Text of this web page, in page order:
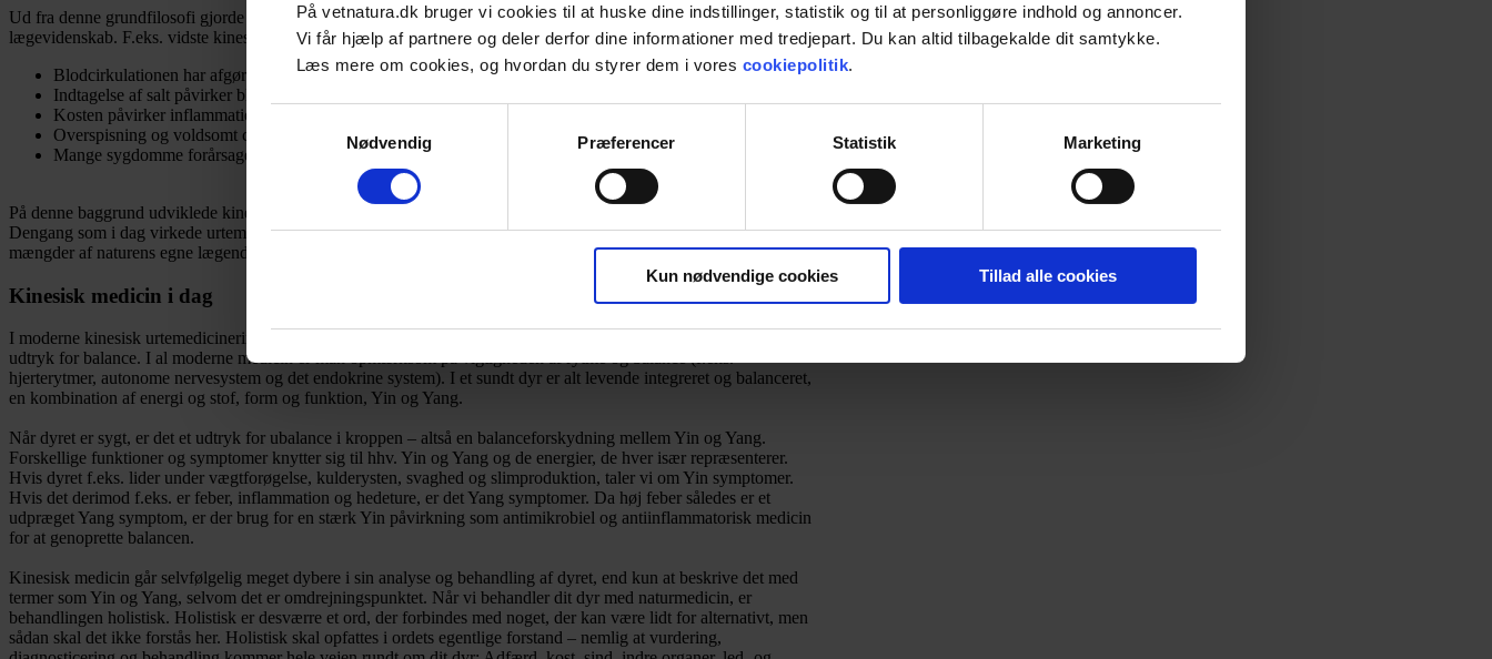
På vetnatura.dk bruger vi cookies til at huske dine indstillinger, statistik og til at personliggøre indhold og annoncer.
Vi får hjælp af partnere og deler derfor dine informationer med tredjepart. Du kan altid tilbagekalde dit samtykke.
Læs mere om cookies, og hvordan du styrer dem i vores cookiepolitik.
Nødvendig
Præferencer Statistik Marketing
Kun nødvendige cookies Tillad alle cookies
Ud fra denne grundfilosofi gjorde de gamle kinesere videnskabelige opdagelser, som i dag imponerer den moderne
lægevidenskab. F.eks. vidste kineserne for flere tusinde år siden, at
Blodcirkulationen har afgørende betydning for helbred og sygdom
Indtagelse af salt påvirker blodtrykket
Kosten påvirker inflammation
Overspisning og voldsomt carbohydrat-indtagelse har betydningen af for dannelsen af diabetes
Mange sygdomme forårsages af invaderende pathogener
På denne baggrund udviklede kineserne naturmedicin, der kunne behandle infektioner og andre sygdomme.
Dengang som i dag virkede urtemedicinen gennem den interaktion og synergi, der finder sted mellem de små
mængder af naturens egne lægende ingredienser.
Kinesisk medicin i dag
I moderne kinesisk urtemedicinering og dyrlægepraksis arbejder vi også i dag med Yin og Yang begrebet som et
udtryk for balance. I al moderne medicin er man opmærksom på vigtigheden af rytme og balance (f.eks.
hjerterytmer, autonome nervesystem og det endokrine system). I et sundt dyr er alt levende integreret og balanceret,
en kombination af energi og stof, form og funktion, Yin og Yang.
Når dyret er sygt, er det et udtryk for ubalance i kroppen – altså en balanceforskydning mellem Yin og Yang.
Forskellige funktioner og symptomer knytter sig til hhv. Yin og Yang og de energier, de hver især repræsenterer.
Hvis dyret f.eks. lider under vægtforøgelse, kulderysten, svaghed og slimproduktion, taler vi om Yin symptomer.
Hvis det derimod f.eks. er feber, inflammation og hedeture, er det Yang symptomer. Da høj feber således er et
udpræget Yang symptom, er der brug for en stærk Yin påvirkning som antimikrobiel og antiinflammatorisk medicin
for at genoprette balancen.
Kinesisk medicin går selvfølgelig meget dybere i sin analyse og behandling af dyret, end kun at beskrive det med
termer som Yin og Yang, selvom det er omdrejningspunktet. Når vi behandler dit dyr med naturmedicin, er
behandlingen holistisk. Holistisk er desværre et ord, der forbindes med noget, der kan være lidt for alternativt, men
sådan skal det ikke forstås her. Holistisk skal opfattes i ordets egentlige forstand – nemlig at vurdering,